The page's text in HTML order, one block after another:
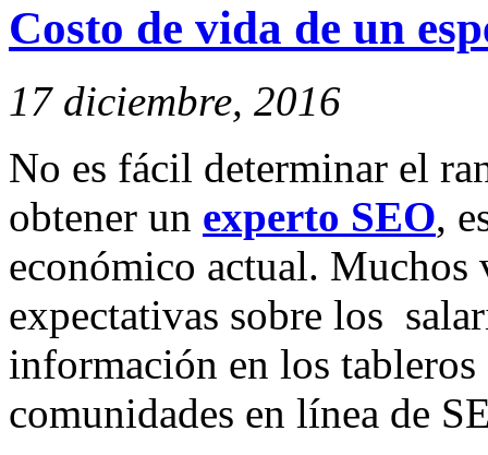
Costo de vida de un
17 diciembre, 2016
No es fácil determinar el
obtener un experto SEO,
económico actual. Muchos
expectativas sobre los
información en los tableros
comunidades en línea de